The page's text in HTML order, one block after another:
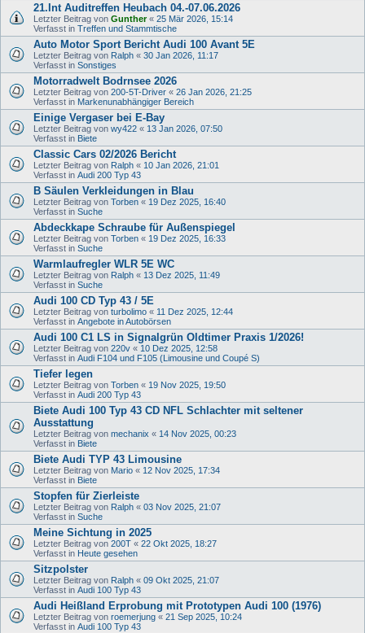
21.Int Auditreffen Heubach 04.-07.06.2026
Letzter Beitrag von Gunther« 25 Mär 2026, 15:14
Verfasst in Treffen und Stammtische
Auto Motor Sport Bericht Audi 100 Avant 5E
Letzter Beitrag von Ralph « 30 Jan 2026, 11:17
Verfasst in Sonstiges
Motorradwelt Bodrnsee 2026
Letzter Beitrag von 200-5T-Driver « 26 Jan 2026, 21:25
Verfasst in Markenunabhängiger Bereich
Einige Vergaser bei E-Bay
Letzter Beitrag von wy422 « 13 Jan 2026, 07:50
Verfasst in Biete
Classic Cars 02/2026 Bericht
Letzter Beitrag von Ralph « 10 Jan 2026, 21:01
Verfasst in Audi 200 Typ 43
B Säulen Verkleidungen in Blau
Letzter Beitrag von Torben « 19 Dez 2025, 16:40
Verfasst in Suche
Abdeckkape Schraube für Außenspiegel
Letzter Beitrag von Torben « 19 Dez 2025, 16:33
Verfasst in Suche
Warmlaufregler WLR 5E WC
Letzter Beitrag von Ralph « 13 Dez 2025, 11:49
Verfasst in Suche
Audi 100 CD Typ 43 / 5E
Letzter Beitrag von turbolimo « 11 Dez 2025, 12:44
Verfasst in Angebote in Autobörsen
Audi 100 C1 LS in Signalgrün Oldtimer Praxis 1/2026!
Letzter Beitrag von 220v « 10 Dez 2025, 12:58
Verfasst in Audi F104 und F105 (Limousine und Coupé S)
Tiefer legen
Letzter Beitrag von Torben « 19 Nov 2025, 19:50
Verfasst in Audi 200 Typ 43
Biete Audi 100 Typ 43 CD NFL Schlachter mit seltener
Ausstattung
Letzter Beitrag von mechanix « 14 Nov 2025, 00:23
Verfasst in Biete
Biete Audi TYP 43 Limousine
Letzter Beitrag von Mario « 12 Nov 2025, 17:34
Verfasst in Biete
Stopfen für Zierleiste
Letzter Beitrag von Ralph « 03 Nov 2025, 21:07
Verfasst in Suche
Meine Sichtung in 2025
Letzter Beitrag von 200T « 22 Okt 2025, 18:27
Verfasst in Heute gesehen
Sitzpolster
Letzter Beitrag von Ralph « 09 Okt 2025, 21:07
Verfasst in Audi 100 Typ 43
Audi Heißland Erprobung mit Prototypen Audi 100 (1976)
Letzter Beitrag von roemerjung « 21 Sep 2025, 10:24
Verfasst in Audi 100 Typ 43